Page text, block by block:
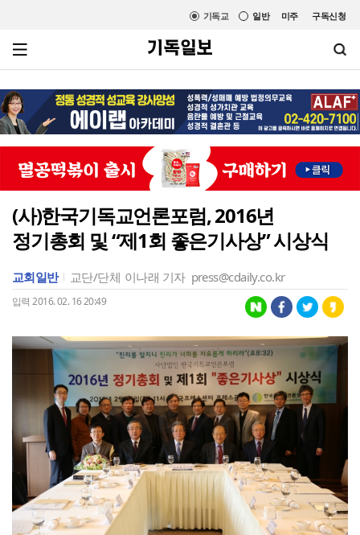
미주 구독신청
일반
기독교
(사)한국기독교언론포럼, 2016년
정기총회 및 “제1회 좋은기사상” 시상식
교회일반 교단/단체 이나래 기자 press@cdaily.co.kr
입력 2016. 02. 16 20:49